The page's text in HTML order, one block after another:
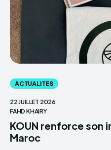
ACTUALITES
22 JUILLET 2026
FAHD KHAIRY
KOUN renforce son
Maroc